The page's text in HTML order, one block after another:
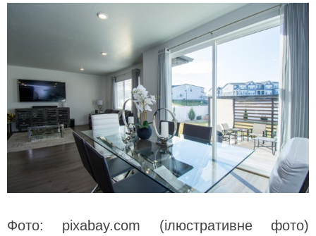
Фото: pixabay.com (ілюстративне фото)